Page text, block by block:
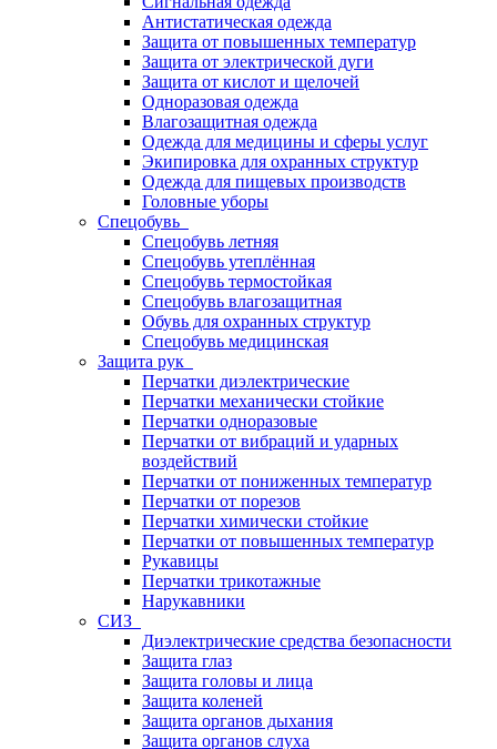
Антистатическая одежда
Защита от повышенных температур
Защита от электрической дуги
Защита от кислот и щелочей
Одноразовая одежда
Влагозащитная одежда
Одежда для медицины и сферы услуг
Экипировка для охранных структур
Одежда для пищевых производств
Головные уборы
Спецобувь
Спецобувь летняя
Спецобувь утеплённая
Спецобувь термостойкая
Спецобувь влагозащитная
Обувь для охранных структур
Спецобувь медицинская
Защита рук
Перчатки диэлектрические
Перчатки механически стойкие
Перчатки одноразовые
Перчатки от вибраций и ударных
воздействий
Перчатки от пониженных температур
Перчатки от порезов
Перчатки химически стойкие
Перчатки от повышенных температур
Рукавицы
Перчатки трикотажные
Нарукавники
СИЗ
Диэлектрические средства безопасности
Защита глаз
Защита головы и лица
Защита коленей
Защита органов дыхания
Защита органов слуха